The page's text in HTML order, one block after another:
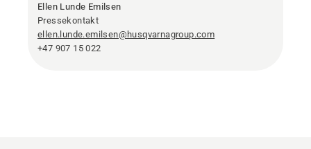
Ellen Lunde Emilsen
Pressekontakt
ellen.lunde.emilsen@husqvarnagroup.com
+47 907 15 022